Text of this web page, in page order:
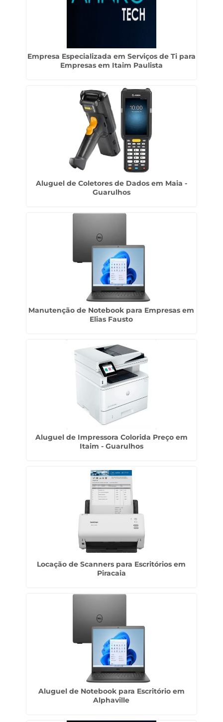
Empresa Especializada em Serviços de Ti para
Empresas em Itaim Paulista
Aluguel de Coletores de Dados em Maia -
Guarulhos
Manutenção de Notebook para Empresas em
Elias Fausto
Aluguel de Impressora Colorida Preço em
Itaim - Guarulhos
Locação de Scanners para Escritórios em
Piracaia
Aluguel de Notebook para Escritório em
Alphaville